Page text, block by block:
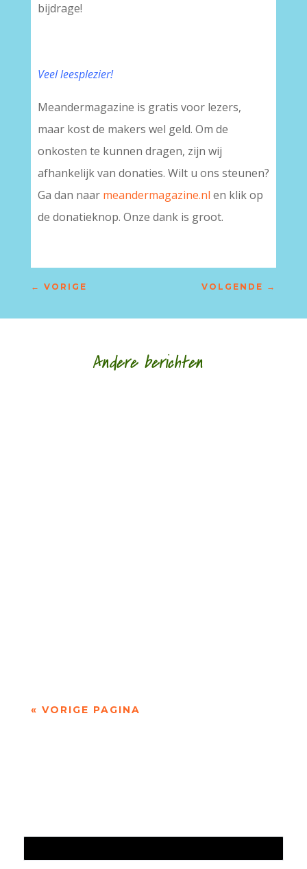
bijdrage!
Veel leesplezier!
Meandermagazine is gratis voor lezers,
maar kost de makers wel geld. Om de
onkosten te kunnen dragen, zijn wij
afhankelijk van donaties. Wilt u ons steunen?
Ga dan naar meandermagazine.nl en klik op
de donatieknop. Onze dank is groot.
← VORIGE VOLGENDE →
Andere berichten
« VORIGE PAGINA